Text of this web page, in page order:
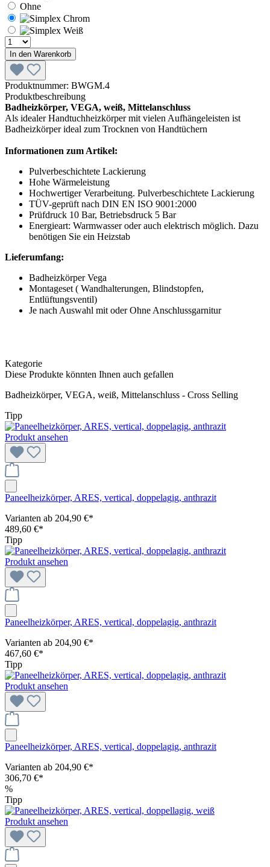
Ohne
In den Warenkorb
Produktnummer: BWGM.4
Produktbeschreibung
Badheizkörper, VEGA, weiß, Mittelanschluss
Als idealer Handtuchheizkörper mit vielen Aufhängeleisten ist
Badheizkörper ideal zum Trocknen von Handtüchern
Informationen zum Artikel:
Pulverbeschichtete Lackierung
Hohe Wärmeleistung
Hochwertiger Verarbeitung. Pulverbeschichtete Lackierung
TÜV-geprüft nach DIN EN ISO 9001:2000
Prüfdruck 10 Bar, Betriebsdruck 5 Bar
Energieart: Warmwasser oder auch elektrisch möglich. Dazu
benötigen Sie ein Heizstab
Lieferumfang:
Badheizkörper Vega
Montageset ( Wandhalterungen, Blindstopfen,
Entlüftungsventil)
Je nach Auswahl mit oder Ohne Anschlussgarnitur
Kategorie
Diese Produkte könnten Ihnen auch gefallen
Badheizkörper, VEGA, weiß, Mittelanschluss - Cross Selling
Tipp
Produkt ansehen
Paneelheizkörper, ARES, vertical, doppelagig, anthrazit
Varianten ab 204,90 €*
489,60 €*
Tipp
Produkt ansehen
Paneelheizkörper, ARES, vertical, doppelagig, anthrazit
Varianten ab 204,90 €*
467,60 €*
Tipp
Produkt ansehen
Paneelheizkörper, ARES, vertical, doppelagig, anthrazit
Varianten ab 204,90 €*
306,70 €*
%
Tipp
Produkt ansehen